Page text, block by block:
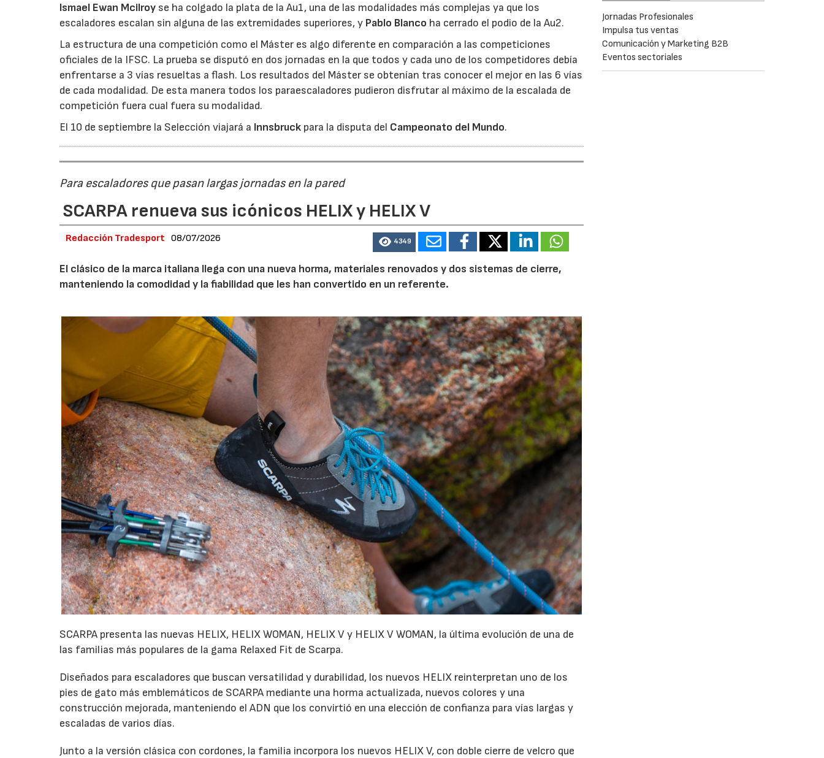
Ismael Ewan Mcilroy se ha colgado la plata de la Au1, una de las modalidades más complejas ya que los
escaladores escalan sin alguna de las extremidades superiores, y Pablo Blanco ha cerrado el podio de la Au2.
La estructura de una competición como el Máster es algo diferente en comparación a las competiciones
oficiales de la IFSC. La prueba se disputó en dos jornadas en la que todos y cada uno de los competidores debía
enfrentarse a 3 vías resueltas a flash. Los resultados del Máster se obtenían tras conocer el mejor en las 6 vías
de cada modalidad. De esta manera todos los paraescaladores pudieron disfrutar al máximo de la escalada de
competición fuera cual fuera su modalidad.
El 10 de septiembre la Selección viajará a Innsbruck para la disputa del Campeonato del Mundo.
Para escaladores que pasan largas jornadas en la pared
SCARPA renueva sus icónicos HELIX y HELIX V
Redacción Tradesport 08/07/2026 4349
El clásico de la marca italiana llega con una nueva horma, materiales renovados y dos sistemas de cierre,
manteniendo la comodidad y la fiabilidad que les han convertido en un referente.
SCARPA presenta las nuevas HELIX, HELIX WOMAN, HELIX V y HELIX V WOMAN, la última evolución de una de
las familias más populares de la gama Relaxed Fit de Scarpa.
Diseñados para escaladores que buscan versatilidad y durabilidad, los nuevos HELIX reinterpretan uno de los
pies de gato más emblemáticos de SCARPA mediante una horma actualizada, nuevos colores y una
construcción mejorada, manteniendo el ADN que los convirtió en una elección de confianza para vías largas y
escaladas de varios días.
Junto a la versión clásica con cordones, la familia incorpora los nuevos HELIX V, con doble cierre de velcro que
Jornadas Profesionales
Impulsa tus ventas
Comunicación y Marketing B2B
Eventos sectoriales